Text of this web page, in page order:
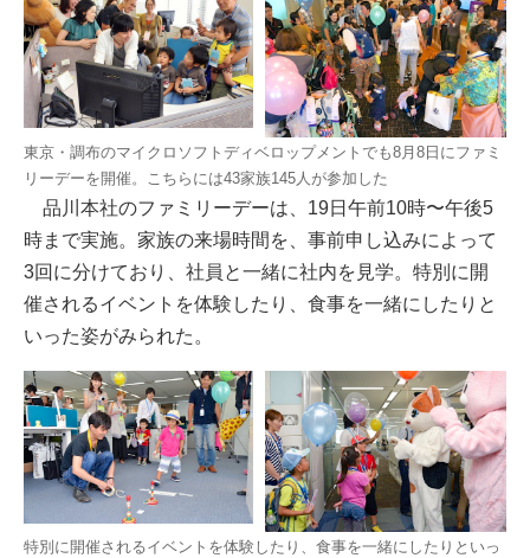
東京・調布のマイクロソフトディベロップメントでも8月8日にファミ
リーデーを開催。こちらには43家族145人が参加した
品川本社のファミリーデーは、19日午前10時〜午後5
時まで実施。家族の来場時間を、事前申し込みによって
3回に分けており、社員と一緒に社内を見学。特別に開
催されるイベントを体験したり、食事を一緒にしたりと
いった姿がみられた。
特別に開催されるイベントを体験したり、食事を一緒にしたりといっ